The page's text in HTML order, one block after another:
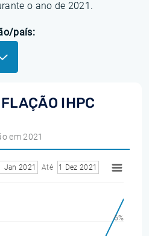
o ano de 2021.
país:
IHPC
em 2021
Jan 2021 Até 1 Dez 2021
6%